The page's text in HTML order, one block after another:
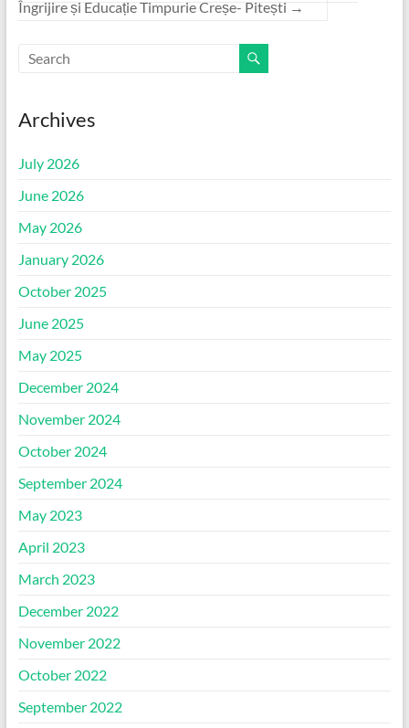
Îngrijire și Educație Timpurie Creșe- Pitești →
Archives
July 2026
June 2026
May 2026
January 2026
October 2025
June 2025
May 2025
December 2024
November 2024
October 2024
September 2024
May 2023
April 2023
March 2023
December 2022
November 2022
October 2022
September 2022